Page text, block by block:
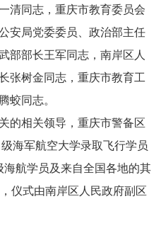
清同志，重庆市教育委员会
安局党委委员、政治部主任
部部长王军同志，南岸区人
张树金同志，重庆市教育工
蛟同志。
的相关领导，重庆市警备区
海军航空大学录取飞行学员
航学员及来自全国各地的其
仪式由南岸区人民政府副区